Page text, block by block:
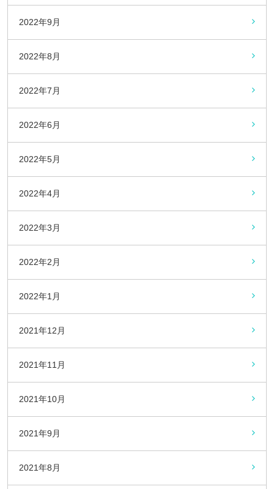
2022年9月
2022年8月
2022年7月
2022年6月
2022年5月
2022年4月
2022年3月
2022年2月
2022年1月
2021年12月
2021年11月
2021年10月
2021年9月
2021年8月